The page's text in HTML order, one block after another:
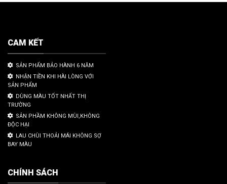
CAM KẾT
SẢN PHẨM BẢO HÀNH 6 NĂM
NHẬN TIỀN KHI HÀI LÒNG VỚI
SẢN PHẨM
DÙNG MÀU TỐT NHẤT THỊ
TRƯỜNG
SẢN PHẦM KHÔNG MÙI,KHÔNG
ĐỘC HẠI
LAU CHÙI THOẢI MÁI KHÔNG SỢ
BAY MÀU
CHÍNH SÁCH